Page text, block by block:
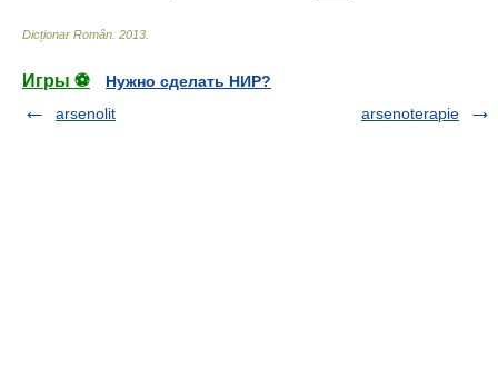
Dicționar Român 2013
Игры ⚽
Нужно сделать НИР?
arsenolit
arsenoterapie